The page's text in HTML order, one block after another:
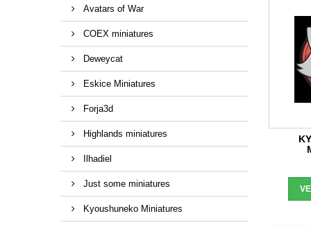
Avatars of War
COEX miniatures
Deweycat
Eskice Miniatures
Forja3d
Highlands miniatures
Ilhadiel
Just some miniatures
Kyoushuneko Miniatures